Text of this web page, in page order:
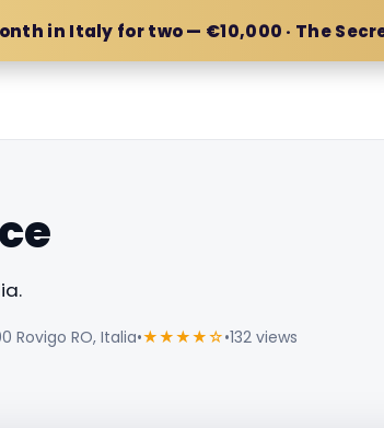
in Italy for two — €10,000 · The
Rovigo RO, Italia•★★★★☆•132 views